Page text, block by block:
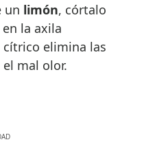
un limón, córtalo
la axila
elimina las
mal olor.